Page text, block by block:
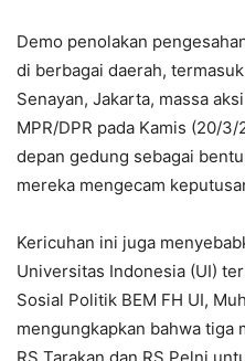
Demo penolakan
di berbagai daerah,
Senayan, Jakarta, massa
MPR/DPR pada Kamis (20/
depan gedung sebagai
mereka mengecam
Kericuhan ini juga
Universitas Indonesia (UI)
Sosial Politik BEM FH UI,
mengungkapkan bahwa tiga